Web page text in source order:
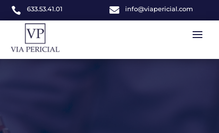
 633.53.41.01  info@viapericial.com